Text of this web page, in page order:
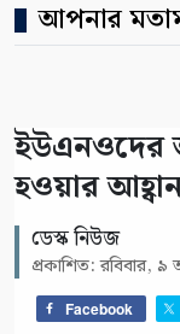
আপনার
ইউএনওদের
হওয়ার আহ্বান
ডেস্ক নিউজ
প্রকাশিত: রবিবার,
Facebook